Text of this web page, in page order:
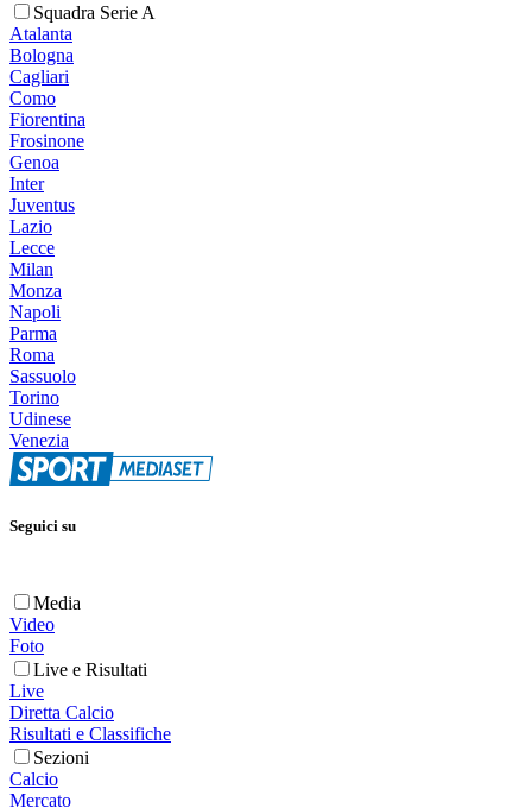
Squadra Serie A
Atalanta
Bologna
Cagliari
Como
Fiorentina
Frosinone
Genoa
Inter
Juventus
Lazio
Lecce
Milan
Monza
Napoli
Parma
Roma
Sassuolo
Torino
Udinese
Venezia
Seguici su
Media
Video
Foto
Live e Risultati
Live
Diretta Calcio
Risultati e Classifiche
Sezioni
Calcio
Mercato